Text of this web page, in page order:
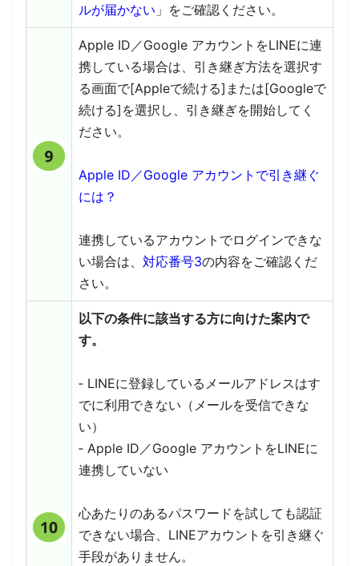
ルが届かない 」をご確認ください。
Apple ID／Google アカウントをLINEに連
携している場合は、引き継ぎ方法を選択す
る画面で[Appleで続ける]または[Googleで
続ける]を選択し、引き継ぎを開始してく
ださい。
Apple ID／Google アカウントで引き継ぐ
には？
連携しているアカウントでログインできな
い場合は、 対応番号3の内容をご確認くだ
さい。
以下の条件に該当する方に向けた案内で
す。
‐ LINEに登録しているメールアドレスはす
でに利用できない（メールを受信できな
い）
‐ Apple ID／Google アカウントをLINEに
連携していない
心あたりのあるパスワードを試しても認証
できない場合、LINEアカウントを引き継ぐ
手段がありません。